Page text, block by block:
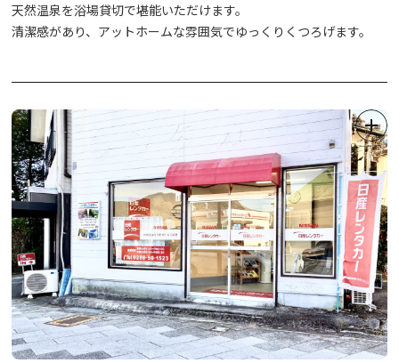
天然温泉を浴場貸切で堪能いただけます。
清潔感があり、アットホームな雰囲気でゆっくりくつろげます。